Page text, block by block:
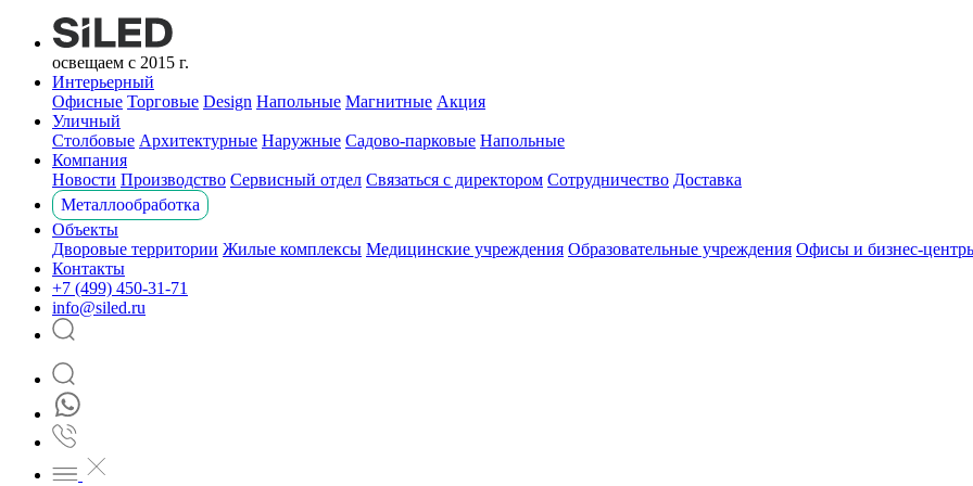
освещаем с 2015 г.
Интерьерный
Офисные Торговые Design Напольные Магнитные Акция
Уличный
Столбовые Архитектурные Наружные Садово-парковые Напольные
Компания
Новости Производство Сервисный отдел Связаться с директором Сотрудничество Доставка
Металлообработка
Объекты
Дворовые территории Жилые комплексы Медицинские учреждения Образовательные учреждения Офисы и бизнес-
Контакты
+7 (499) 450-31-71
info@siled.ru